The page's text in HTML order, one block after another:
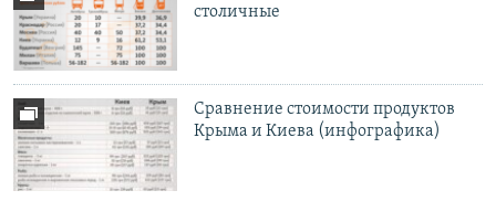
столичные
Сравнение стоимости продуктов
Крыма и Киева (инфографика)